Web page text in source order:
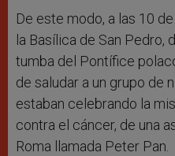
De este modo, a las 10
la Basílica de San Pedro,
tumba del Pontífice
de saludar a un grupo de
estaban celebrando la
contra el cáncer, de una
Roma llamada Peter Pan.